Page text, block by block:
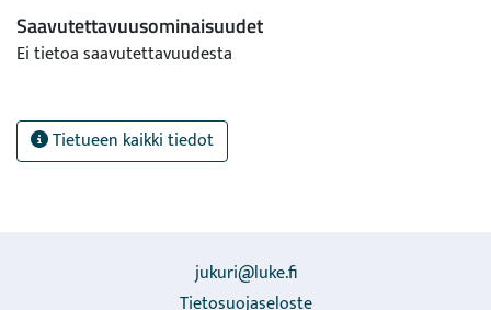
Saavutettavuusominaisuudet
Ei tietoa saavutettavuudesta
Tietueen kaikki tiedot
jukuri@luke.fi
Tietosuojaseloste